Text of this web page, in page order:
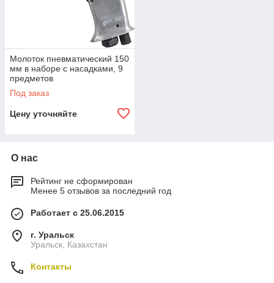
Молоток пневматический 150
мм в наборе с насадками, 9
предметов
Под заказ
Цену уточняйте
О нас
Рейтинг не сформирован
Менее 5 отзывов за последний год
Работает с 25.06.2015
г. Уральск
Уральск, Казахстан
Контакты